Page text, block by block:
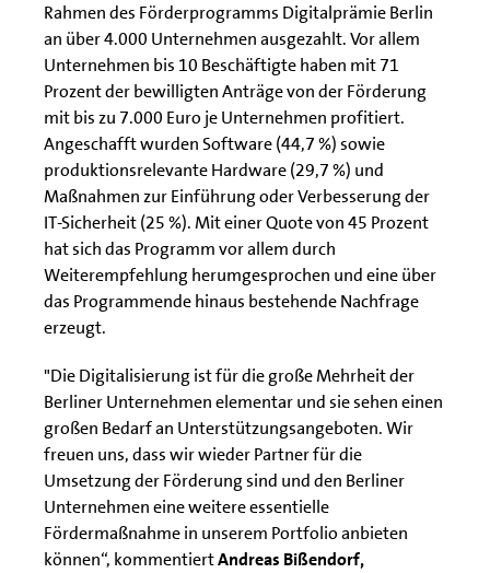
Rahmen des Förderprogramms Digitalprämie Berlin
an über 4.000 Unternehmen ausgezahlt. Vor allem
Unternehmen bis 10 Beschäftigte haben mit 71
Prozent der bewilligten Anträge von der Förderung
mit bis zu 7.000 Euro je Unternehmen profitiert.
Angeschafft wurden Software (44,7 %) sowie
produktionsrelevante Hardware (29,7 %) und
Maßnahmen zur Einführung oder Verbesserung der
IT-Sicherheit (25 %). Mit einer Quote von 45 Prozent
hat sich das Programm vor allem durch
Weiterempfehlung herumgesprochen und eine über
das Programmende hinaus bestehende Nachfrage
erzeugt.
"Die Digitalisierung ist für die große Mehrheit der
Berliner Unternehmen elementar und sie sehen einen
großen Bedarf an Unterstützungsangeboten. Wir
freuen uns, dass wir wieder Partner für die
Umsetzung der Förderung sind und den Berliner
Unternehmen eine weitere essentielle
Fördermaßnahme in unserem Portfolio anbieten
können“, kommentiertAndreas Bißendorf,